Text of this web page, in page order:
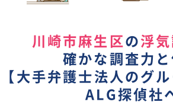
川崎市麻生区 の 浮
確かな調査力
【 大手弁護士法人のグ
ALG探偵社